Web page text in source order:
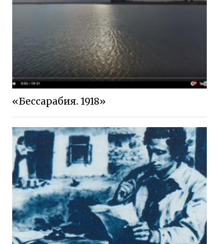
«Бессарабия. 1918»